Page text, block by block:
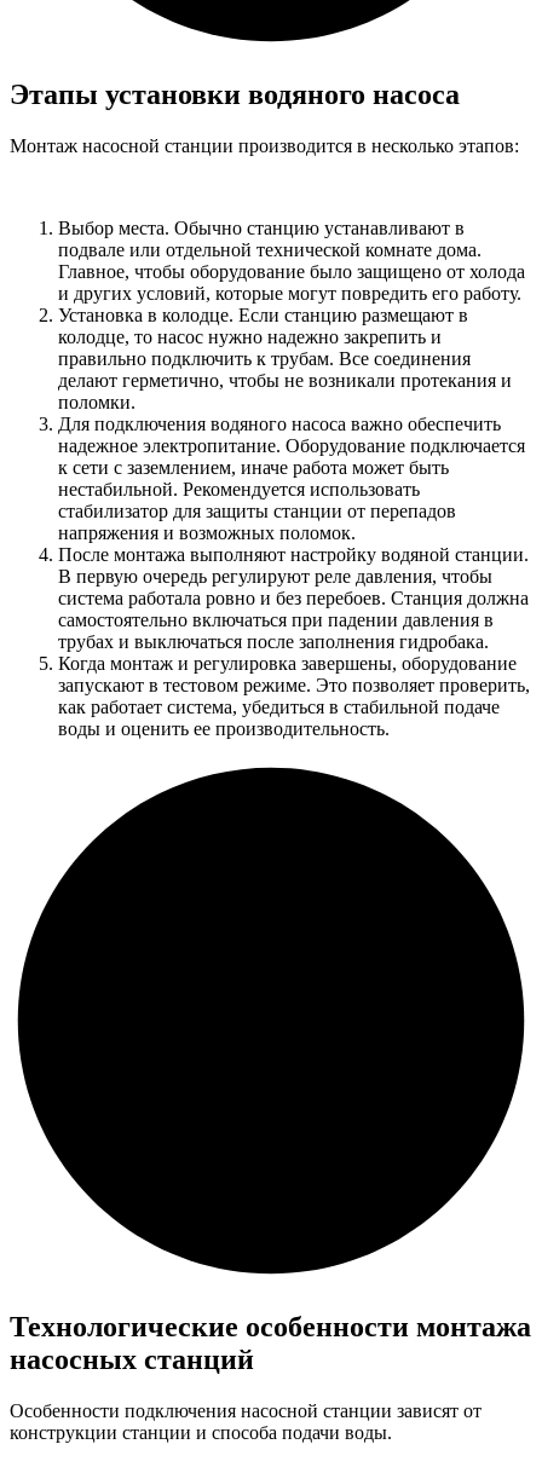
Этапы установки водяного насоса
Монтаж насосной станции производится в несколько этапов:
Выбор места. Обычно станцию ​​устанавливают в
подвале или отдельной технической комнате дома.
Главное, чтобы оборудование было защищено от холода
и других условий, которые могут повредить его работу.
Установка в колодце. Если станцию ​​размещают в
колодце, то насос нужно надежно закрепить и
правильно подключить к трубам. Все соединения
делают герметично, чтобы не возникали протекания и
поломки.
Для подключения водяного насоса важно обеспечить
надежное электропитание. Оборудование подключается
к сети с заземлением, иначе работа может быть
нестабильной. Рекомендуется использовать
стабилизатор для защиты станции от перепадов
напряжения и возможных поломок.
После монтажа выполняют настройку водяной станции.
В первую очередь регулируют реле давления, чтобы
система работала ровно и без перебоев. Станция должна
самостоятельно включаться при падении давления в
трубах и выключаться после заполнения гидробака.
Когда монтаж и регулировка завершены, оборудование
запускают в тестовом режиме. Это позволяет проверить,
как работает система, убедиться в стабильной подаче
воды и оценить ее производительность.
Технологические особенности монтажа
насосных станций
Особенности подключения насосной станции зависят от
конструкции станции и способа подачи воды.